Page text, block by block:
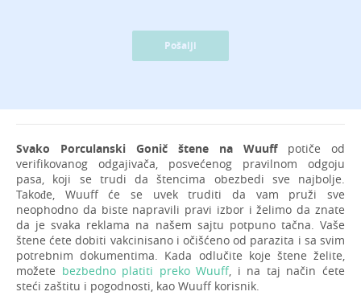
Pošalji
Svako Porculanski Gonič štene na Wuuffpotiče od
verifikovanog odgajivača, posvećenog pravilnom odgoju
pasa, koji se trudi da štencima obezbedi sve najbolje.
Takođe, Wuuff će se uvek truditi da vam pruži sve
neophodno da biste napravili pravi izbor i želimo da znate
da je svaka reklama na našem sajtu potpuno tačna. Vaše
štene ćete dobiti vakcinisano i očišćeno od parazita i sa svim
potrebnim dokumentima. Kada odlučite koje štene želite,
možete bezbedno platiti preko Wuuff, i na taj način ćete
steći zaštitu i pogodnosti, kao Wuuff korisnik.